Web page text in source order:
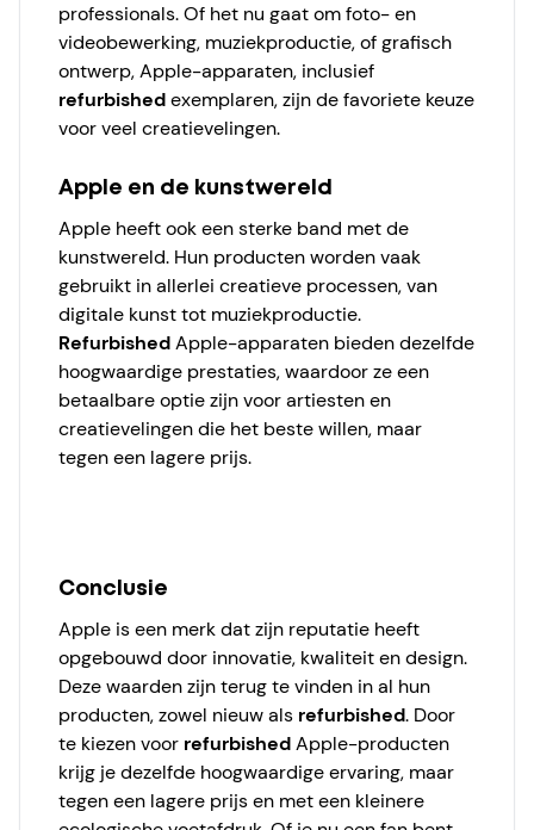
professionals. Of het nu gaat om foto- en
videobewerking, muziekproductie, of grafisch
ontwerp, Apple-apparaten, inclusief
refurbishedexemplaren, zijn de favoriete keuze
voor veel creatievelingen.
Apple en de kunstwereld
Apple heeft ook een sterke band met de
kunstwereld. Hun producten worden vaak
gebruikt in allerlei creatieve processen, van
digitale kunst tot muziekproductie.
RefurbishedApple-apparaten bieden dezelfde
hoogwaardige prestaties, waardoor ze een
betaalbare optie zijn voor artiesten en
creatievelingen die het beste willen, maar
tegen een lagere prijs.
Conclusie
Apple is een merk dat zijn reputatie heeft
opgebouwd door innovatie, kwaliteit en design.
Deze waarden zijn terug te vinden in al hun
producten, zowel nieuw als refurbished. Door
te kiezen voor refurbishedApple-producten
krijg je dezelfde hoogwaardige ervaring, maar
tegen een lagere prijs en met een kleinere